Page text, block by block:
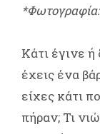
Κάτι έγινε ή
έχεις ένα
είχες κάτι
πήραν; Τι